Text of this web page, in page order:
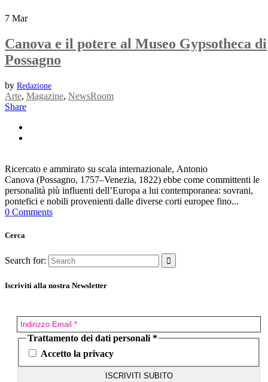
7 Mar
Canova e il potere al Museo Gypsotheca di
Possagno
by Redazione
Arte, Magazine, NewsRoom
Share
Ricercato e ammirato su scala internazionale, Antonio
Canova (Possagno, 1757–Venezia, 1822) ebbe come committenti le
personalità più influenti dell’Europa a lui contemporanea: sovrani,
pontefici e nobili provenienti dalle diverse corti europee fino...
0 Comments
Cerca
Search for:
Iscriviti alla nostra Newsletter
Trattamento dei dati personali *
Accetto la privacy